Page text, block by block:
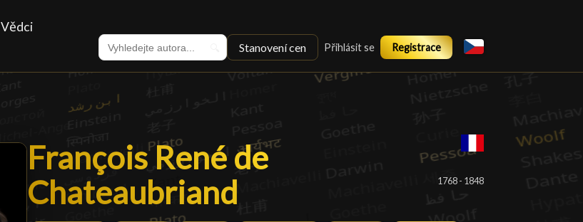
Vědci
Stanovení cen Přihlásit se Registrace
François René de Chateaubriand
François René de
Chateaubriand
1768 - 1848